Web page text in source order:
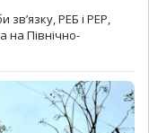
РЕБ і РЕР,
на Північно-